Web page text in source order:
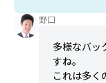
野口
多様なバッ
すね。
これは多く